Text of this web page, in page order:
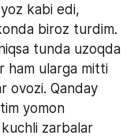
kabi edi,
biroz turdim.
tunda uzoqda
ham ularga mitti
ovozi. Qanday
yomon
kuchli zarbalar